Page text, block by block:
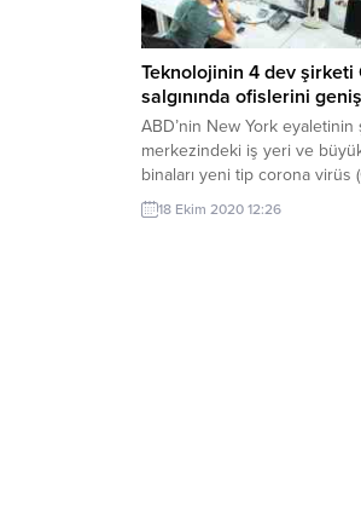
Teknolojinin 4 dev şirketi
salgınında ofislerini
ABD’nin New York eyaletinin
merkezindeki iş yeri ve
binaları yeni tip corona virüs
salgını nedeniyle boş kalmaya
ederken dev teknoloji
18 Ekim 2020 12:26